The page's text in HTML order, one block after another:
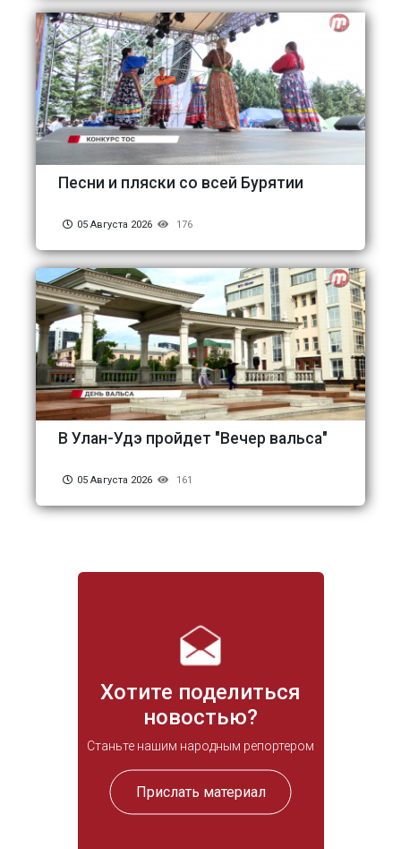
Хотите поделиться
новостью?
Станьте нашим народным репортером
Прислать материал
Песни и пляски со всей Бурятии
05 Августа 2026 176
В Улан-Удэ пройдет "Вечер вальса"
05 Августа 2026 161